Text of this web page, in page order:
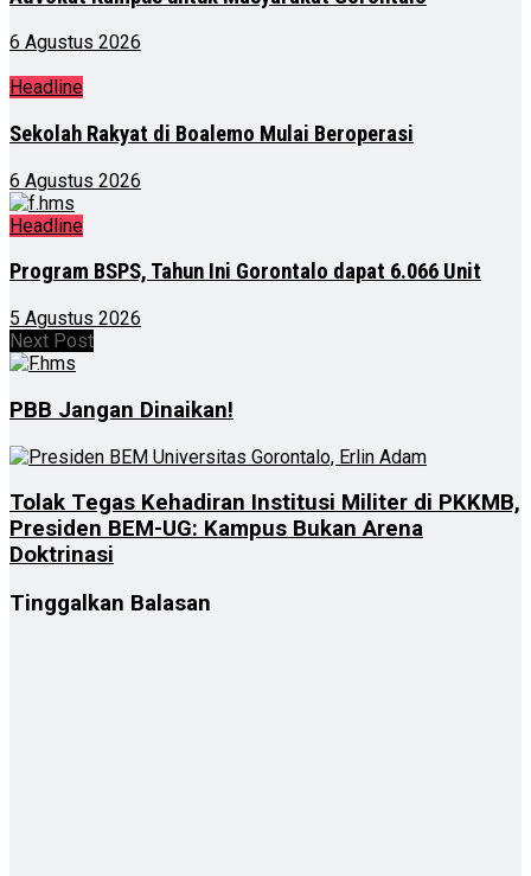
6 Agustus 2026
Headline
Sekolah Rakyat di Boalemo Mulai Beroperasi
6 Agustus 2026
Headline
Program BSPS, Tahun Ini Gorontalo dapat 6.066 Unit
5 Agustus 2026
Next Post
PBB Jangan Dinaikan!
Tolak Tegas Kehadiran Institusi Militer di PKKMB,
Presiden BEM-UG: Kampus Bukan Arena
Doktrinasi
Tinggalkan Balasan